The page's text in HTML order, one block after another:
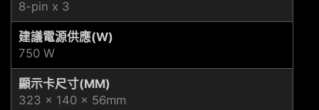
8-pin x 3
建議電源供應(W)
750 W
顯示卡尺寸(MM)
323 x 140 x 56mm